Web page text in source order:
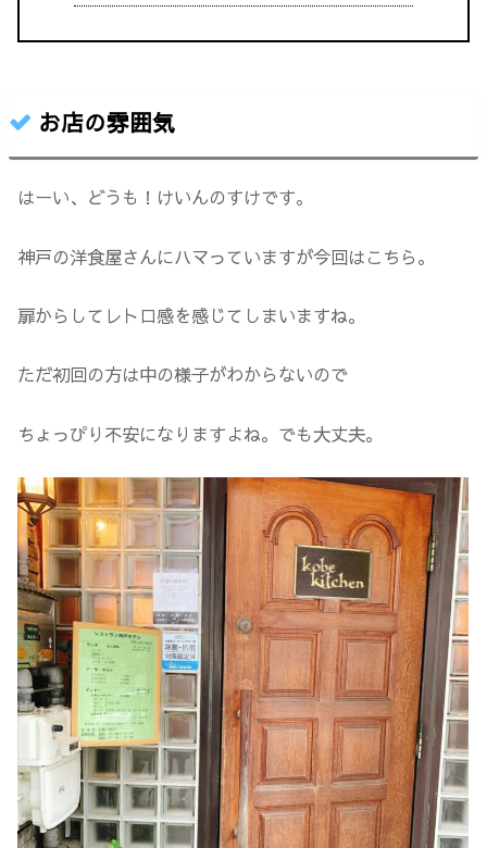
お店の雰囲気
はーい、どうも！けいんのすけです。
神戸の洋食屋さんにハマっていますが今回はこちら。
扉からしてレトロ感を感じてしまいますね。
ただ初回の方は中の様子がわからないので
ちょっぴり不安になりますよね。でも大丈夫。